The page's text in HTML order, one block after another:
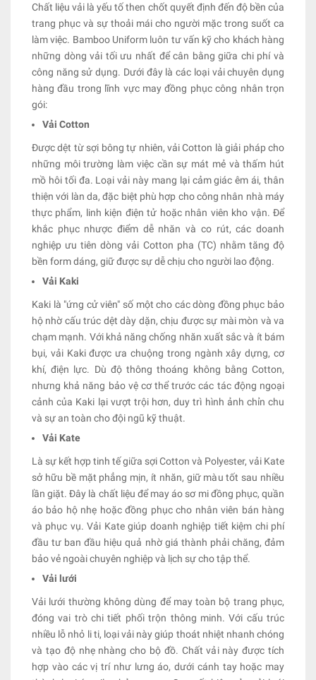
Chất liệu vải là yếu tố then chốt quyết định đến độ bền của
trang phục và sự thoải mái cho người mặc trong suốt ca
làm việc. Bamboo Uniform luôn tư vấn kỹ cho khách hàng
những dòng vải tối ưu nhất để cân bằng giữa chi phí và
công năng sử dụng. Dưới đây là các loại vải chuyên dụng
hàng đầu trong lĩnh vực may đồng phục công nhân trọn
gói:
Vải Cotton
Được dệt từ sợi bông tự nhiên, vải Cotton là giải pháp cho
những môi trường làm việc cần sự mát mẻ và thấm hút
mồ hôi tối đa. Loại vải này mang lại cảm giác êm ái, thân
thiện với làn da, đặc biệt phù hợp cho công nhân nhà máy
thực phẩm, linh kiện điện tử hoặc nhân viên kho vận. Để
khắc phục nhược điểm dễ nhăn và co rút, các doanh
nghiệp ưu tiên dòng vải Cotton pha (TC) nhằm tăng độ
bền form dáng, giữ được sự dễ chịu cho người lao động.
Vải Kaki
Kaki là "ứng cử viên" số một cho các dòng đồng phục bảo
hộ nhờ cấu trúc dệt dày dặn, chịu được sự mài mòn và va
chạm mạnh. Với khả năng chống nhăn xuất sắc và ít bám
bụi, vải Kaki được ưa chuộng trong ngành xây dựng, cơ
khí, điện lực. Dù độ thông thoáng không bằng Cotton,
nhưng khả năng bảo vệ cơ thể trước các tác động ngoại
cảnh của Kaki lại vượt trội hơn, duy trì hình ảnh chỉn chu
và sự an toàn cho đội ngũ kỹ thuật.
Vải Kate
Là sự kết hợp tinh tế giữa sợi Cotton và Polyester, vải Kate
sở hữu bề mặt phẳng mịn, ít nhăn, giữ màu tốt sau nhiều
lần giặt. Đây là chất liệu để may áo sơ mi đồng phục, quần
áo bảo hộ nhẹ hoặc đồng phục cho nhân viên bán hàng
và phục vụ. Vải Kate giúp doanh nghiệp tiết kiệm chi phí
đầu tư ban đầu hiệu quả nhờ giá thành phải chăng, đảm
bảo vẻ ngoài chuyên nghiệp và lịch sự cho tập thể.
Vải lưới
Vải lưới thường không dùng để may toàn bộ trang phục,
đóng vai trò chi tiết phối trộn thông minh. Với cấu trúc
nhiều lỗ nhỏ li ti, loại vải này giúp thoát nhiệt nhanh chóng
và tạo độ nhẹ nhàng cho bộ đồ. Chất vải này được tích
hợp vào các vị trí như lưng áo, dưới cánh tay hoặc may